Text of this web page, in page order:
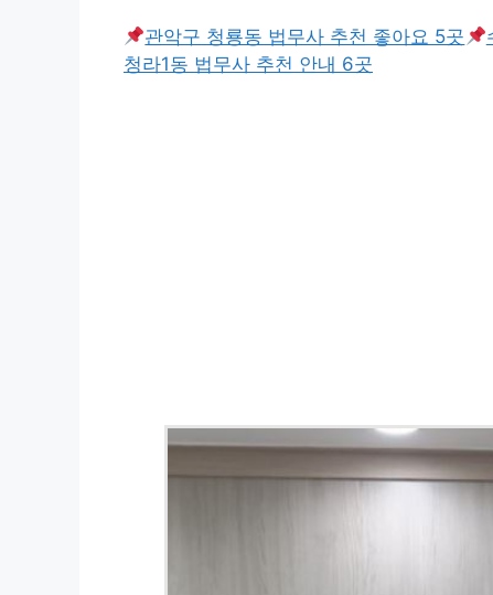
관악구 청룡동 법무사 추천 좋아요 5곳
청라1동 법무사 추천 안내 6곳